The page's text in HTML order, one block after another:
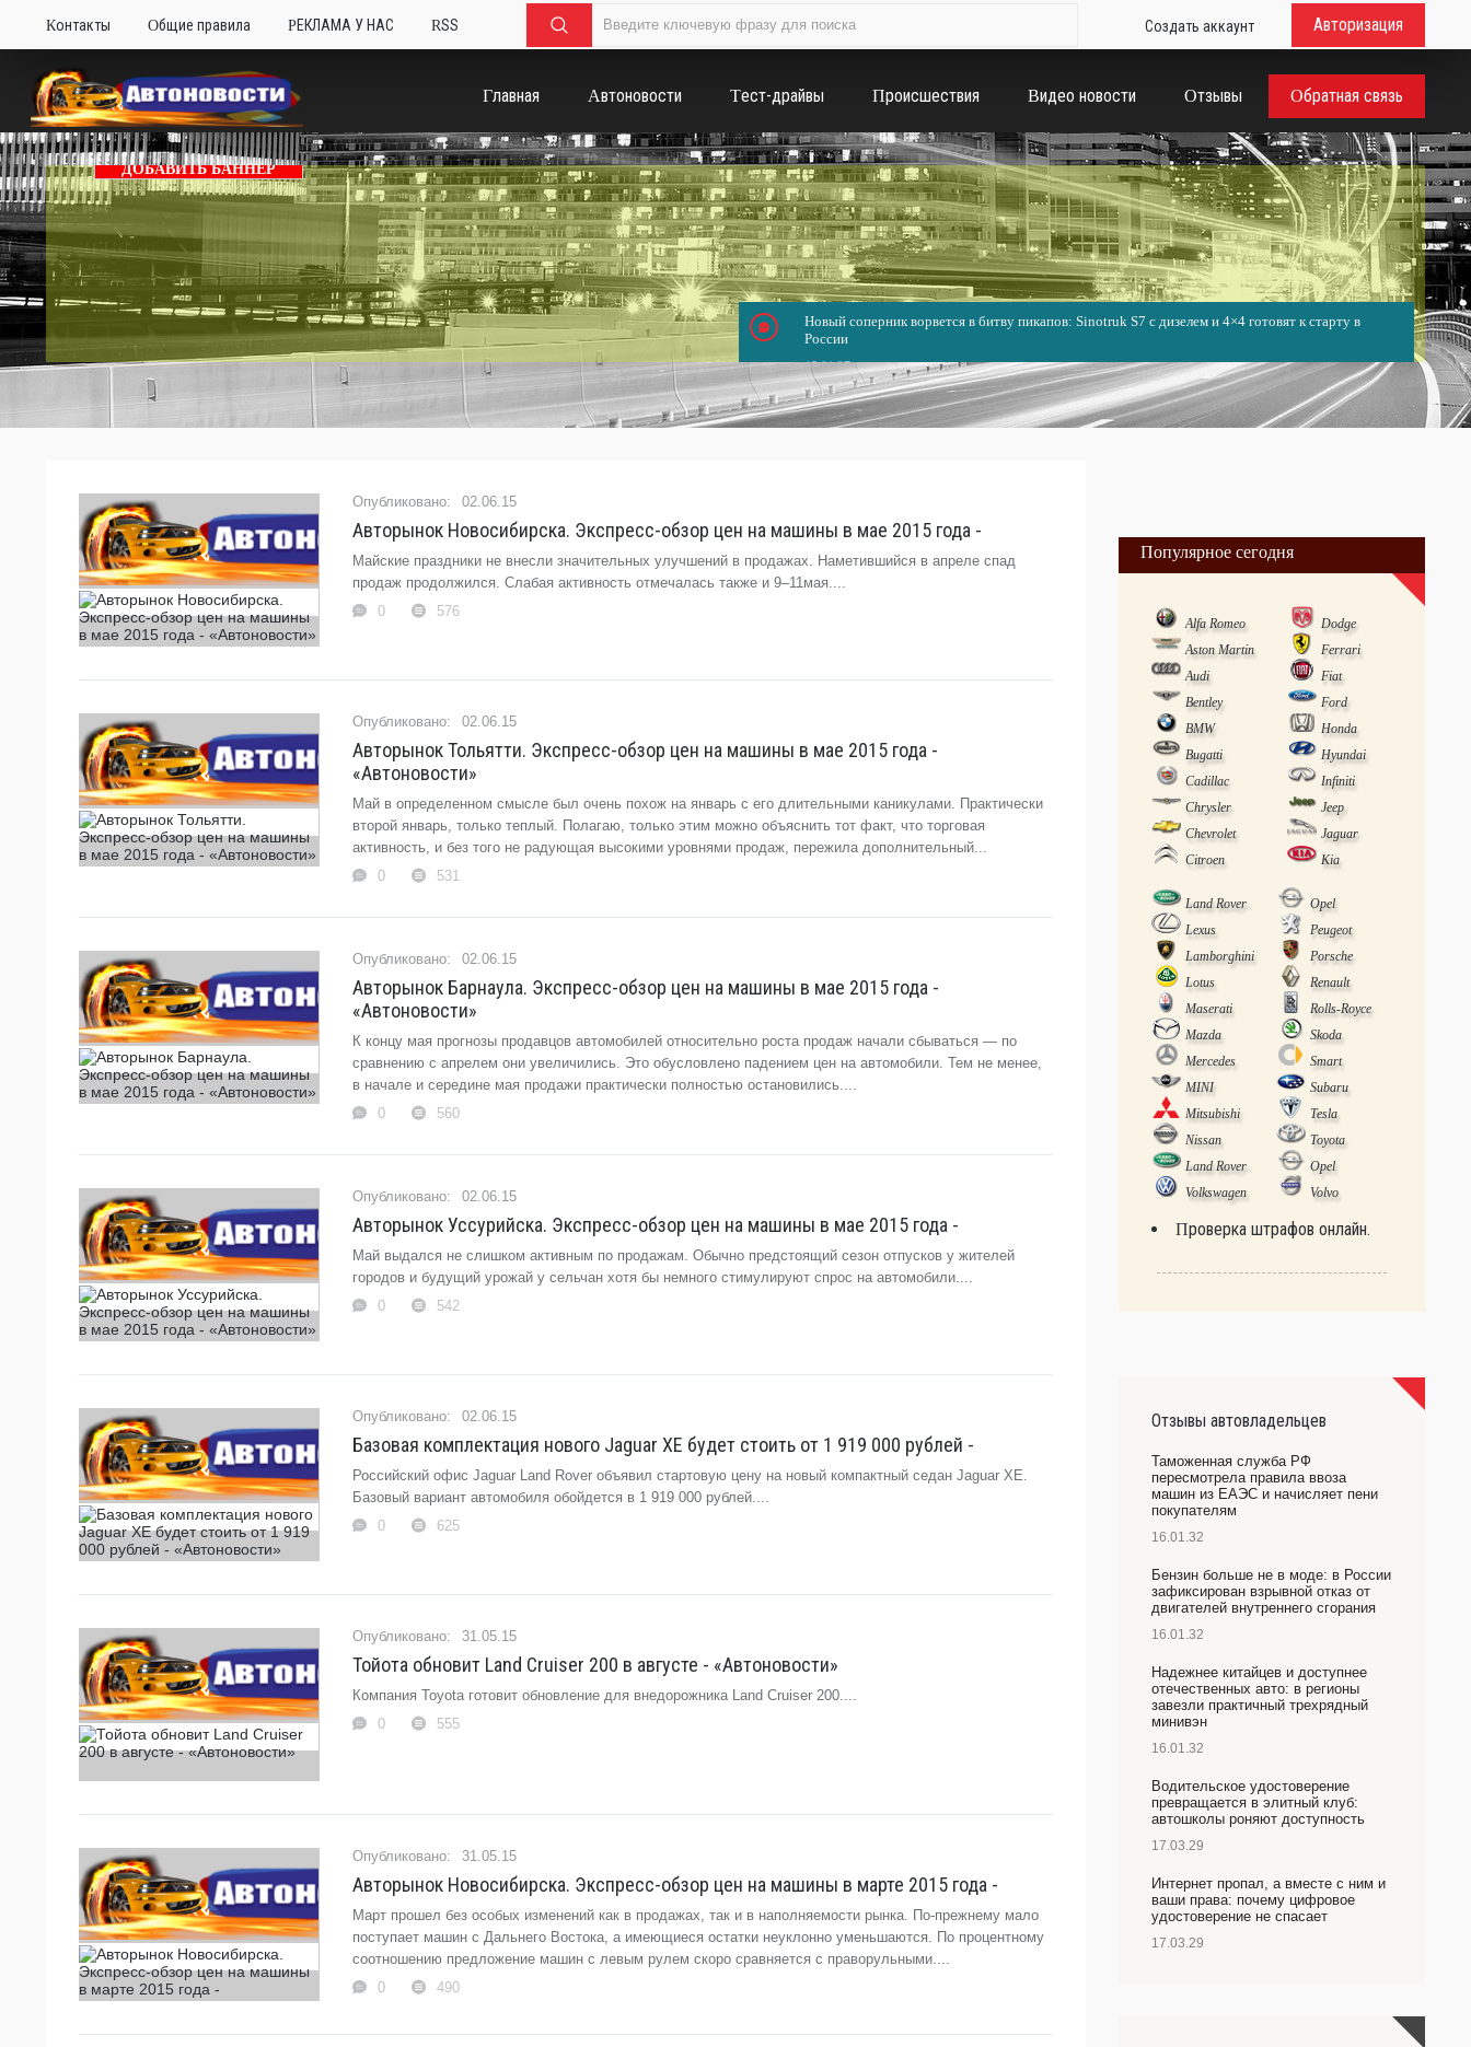
Контакты Общие правила РЕКЛАМА У НАС RSS Создать аккаунт Авторизация
Главная Автоновости Тест-драйвы Происшествия Видео новости Отзывы Обратная связь
ДОБАВИТЬ БАННЕР
Новый соперник ворвется в битву пикапов: Sinotruk S7 с дизелем и 4×4 готовят к старту в
России
15.01.37
02.06.15
Авторынок Новосибирска. Экспресс-обзор цен на машины в мае 2015 года -
Майские праздники не внесли значительных улучшений в продажах. Наметившийся в апреле спад
продаж продолжился. Слабая активность отмечалась также и 9–11мая....
0
576
02.06.15
Авторынок Тольятти. Экспресс-обзор цен на машины в мае 2015 года -
«Автоновости»
Май в определенном смысле был очень похож на январь с его длительными каникулами. Практически
второй январь, только теплый. Полагаю, только этим можно объяснить тот факт, что торговая
активность, и без того не радующая высокими уровнями продаж, пережила дополнительный...
0
531
02.06.15
Авторынок Барнаула. Экспресс-обзор цен на машины в мае 2015 года -
«Автоновости»
К концу мая прогнозы продавцов автомобилей относительно роста продаж начали сбываться — по
сравнению с апрелем они увеличились. Это обусловлено падением цен на автомобили. Тем не менее,
в начале и середине мая продажи практически полностью остановились....
0
560
02.06.15
Авторынок Уссурийска. Экспресс-обзор цен на машины в мае 2015 года -
Май выдался не слишком активным по продажам. Обычно предстоящий сезон отпусков у жителей
городов и будущий урожай у сельчан хотя бы немного стимулируют спрос на автомобили....
0
542
02.06.15
Базовая комплектация нового Jaguar XE будет стоить от 1 919 000 рублей -
Российский офис Jaguar Land Rover объявил стартовую цену на новый компактный седан Jaguar XE.
Базовый вариант автомобиля обойдется в 1 919 000 рублей....
0
625
31.05.15
Тойота обновит Land Cruiser 200 в августе - «Автоновости»
Компания Toyota готовит обновление для внедорожника Land Cruiser 200....
0
555
31.05.15
Авторынок Новосибирска. Экспресс-обзор цен на машины в марте 2015 года -
Март прошел без особых изменений как в продажах, так и в наполняемости рынка. По-прежнему мало
поступает машин с Дальнего Востока, а имеющиеся остатки неуклонно уменьшаются. По процентному
соотношению предложение машин с левым рулем скоро сравняется с праворульными....
0
490
Популярное сегодня
Alfa Romeo
Dodge
Aston Martin
Ferrari
Audi
Fiat
Bentley
Ford
BMW
Honda
Bugatti
Hyundai
Cadillac
Infiniti
Chrysler
Jeep
Chevrolet
Jaguar
Citroen
Kia
Land Rover
Opel
Lexus
Peugeot
Lamborghini
Porsche
Lotus
Renault
Maserati
Rolls-Royce
Mazda
Skoda
Mercedes
Smart
MINI
Subaru
Mitsubishi
Tesla
Nissan
Toyota
Land Rover
Opel
Volkswagen
Volvo
Проверка штрафов онлайн.
Отзывы автовладельцев
Таможенная служба РФ
пересмотрела правила ввоза
машин из ЕАЭС и начисляет пени
покупателям
16.01.32
Бензин больше не в моде: в России
зафиксирован взрывной отказ от
двигателей внутреннего сгорания
16.01.32
Надежнее китайцев и доступнее
отечественных авто: в регионы
завезли практичный трехрядный
минивэн
16.01.32
Водительское удостоверение
превращается в элитный клуб:
автошколы роняют доступность
17.03.29
Интернет пропал, а вместе с ним и
ваши права: почему цифровое
удостоверение не спасает
17.03.29